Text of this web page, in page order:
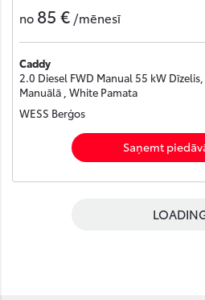
no 85 € /mēnesī
Caddy
2.0 Diesel FWD Manual 55 kW Dīzelis,
Manuālā , White Pamata
WESS Berģos
Saņemt